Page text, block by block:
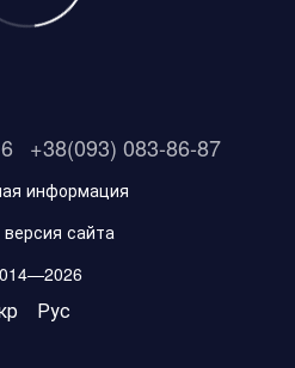
+38(093) 083-86-87
информация
сайта
Рус